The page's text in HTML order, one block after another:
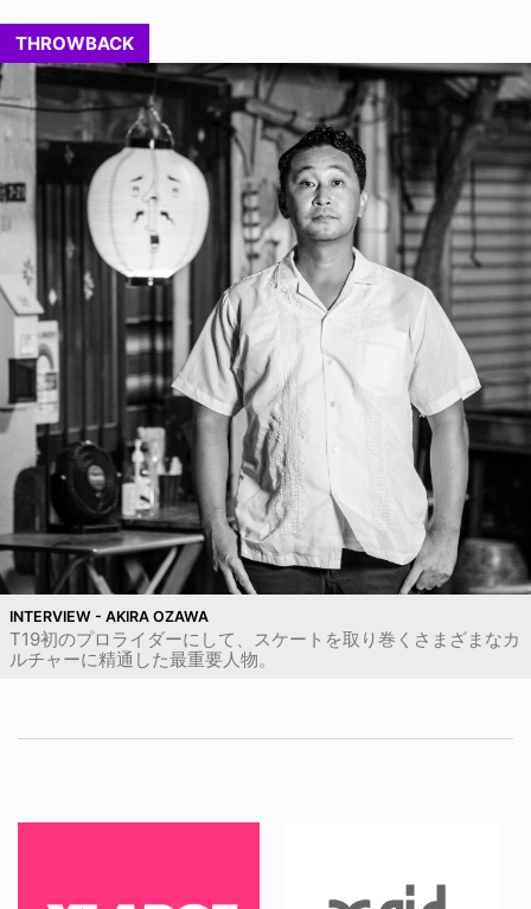
THROWBACK
INTERVIEW - AKIRA OZAWA
T19初のプロライダーにして、スケートを取り巻くさまざまなカ
ルチャーに精通した最重要人物。